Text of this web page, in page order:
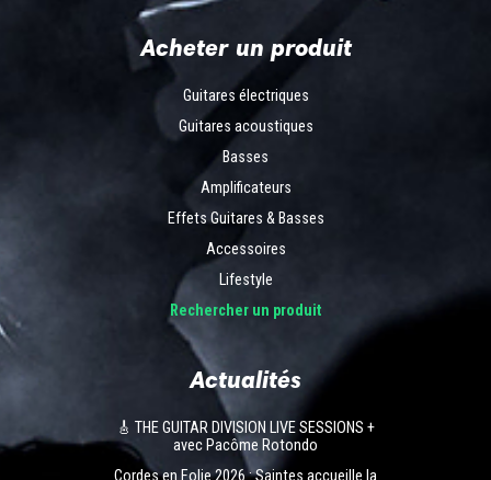
Acheter un produit
Guitares électriques
Guitares acoustiques
Basses
Amplificateurs
Effets Guitares & Basses
Accessoires
Lifestyle
Rechercher un produit
Actualités
🎸 THE GUITAR DIVISION LIVE SESSIONS +
avec Pacôme Rotondo